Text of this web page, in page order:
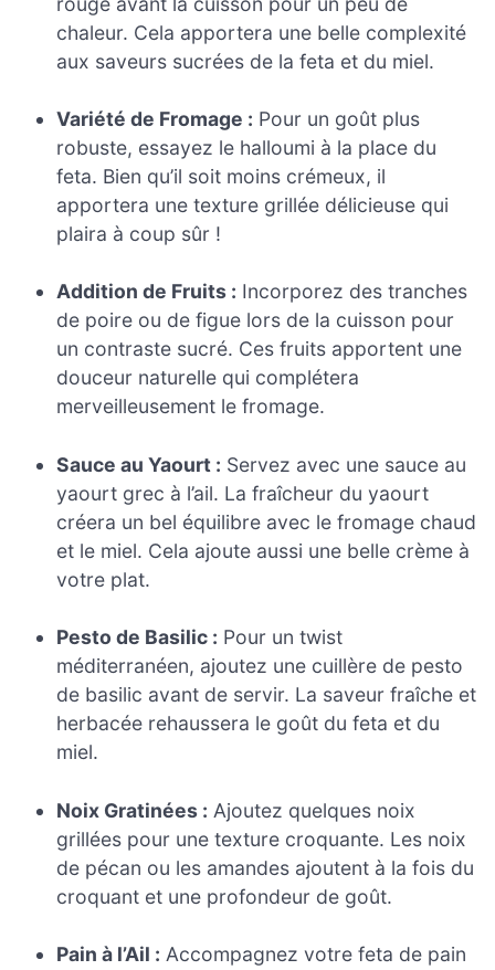
chaleur. Cela apportera une belle complexité
aux saveurs sucrées de la feta et du miel.
Variété de Fromage : Pour un goût plus
robuste, essayez le halloumi à la place du
feta. Bien qu’il soit moins crémeux, il
apportera une texture grillée délicieuse qui
plaira à coup sûr !
Addition de Fruits : Incorporez des tranches
de poire ou de figue lors de la cuisson pour
un contraste sucré. Ces fruits apportent une
douceur naturelle qui complétera
merveilleusement le fromage.
Sauce au Yaourt : Servez avec une sauce au
yaourt grec à l’ail. La fraîcheur du yaourt
créera un bel équilibre avec le fromage chaud
et le miel. Cela ajoute aussi une belle crème à
votre plat.
Pesto de Basilic : Pour un twist
méditerranéen, ajoutez une cuillère de pesto
de basilic avant de servir. La saveur fraîche et
herbacée rehaussera le goût du feta et du
miel.
Noix Gratinées : Ajoutez quelques noix
grillées pour une texture croquante. Les noix
de pécan ou les amandes ajoutent à la fois du
croquant et une profondeur de goût.
Pain à l’Ail : Accompagnez votre feta de pain